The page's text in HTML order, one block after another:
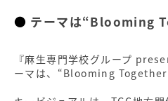
テーマは“Blooming
『麻生専門学校グループ
ーマは、“Blooming